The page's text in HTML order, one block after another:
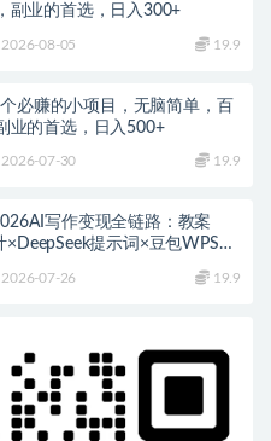
副业的首选，日入300+
08-05 19.9
个必赚的小项目，无脑简单，百
业的首选，日入500+
07-30 19.9
写作变现全链路：教案
×DeepSeek提示词×豆包WPS
07-26 19.9